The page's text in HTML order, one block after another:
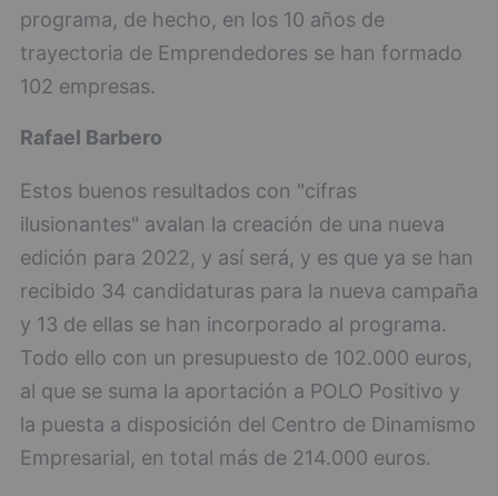
programa, de hecho, en los 10 años de
trayectoria de Emprendedores se han formado
102 empresas.
Rafael Barbero
Estos buenos resultados con "cifras
ilusionantes" avalan la creación de una nueva
edición para 2022, y así será, y es que ya se han
recibido 34 candidaturas para la nueva campaña
y 13 de ellas se han incorporado al programa.
Todo ello con un presupuesto de 102.000 euros,
al que se suma la aportación a POLO Positivo y
la puesta a disposición del Centro de Dinamismo
Empresarial, en total más de 214.000 euros.